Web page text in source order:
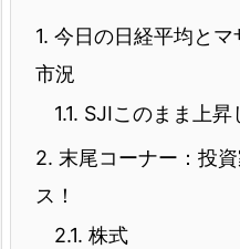
1. 今日の日経平均と
市況
1.1. SJIこのまま上昇
2. 末尾コーナー：投
ス！
2.1. 株式